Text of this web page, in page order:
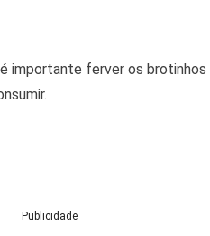
importante ferver os
Publicidade